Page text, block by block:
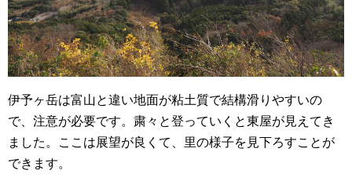
伊予ヶ岳は富山と違い地面が粘土質で結構滑りやすいの
で、注意が必要です。粛々と登っていくと東屋が見えてき
ました。ここは展望が良くて、里の様子を見下ろすことが
できます。